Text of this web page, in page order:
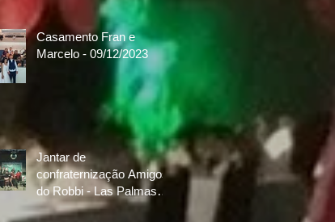
Casamento Fran e
Marcelo - 09/12/2023
Jantar de
confraternização Amigos
do Robbi - Las Palmas
Golf & Country Club